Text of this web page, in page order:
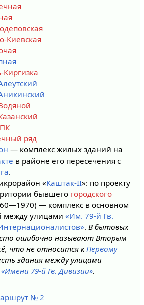
Киевская
Киргизка
ряд
— комплекс жилых зданий на
в районе его пересечения с
.
«Каштак-II»: по проекту
бывшего городского
— комплекс в основном
между улицами«Им. 79-й Гв.
. В бытовых
ошибочно называют Вторым
что не относится к Первому
здания между улицами
«Имени 79-й Гв. Дивизии».
№ 2